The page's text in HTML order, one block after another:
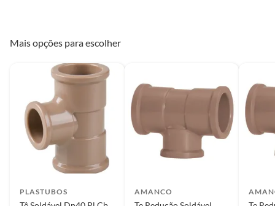
Mais opções para escolher
PLASTUBOS AMANCO